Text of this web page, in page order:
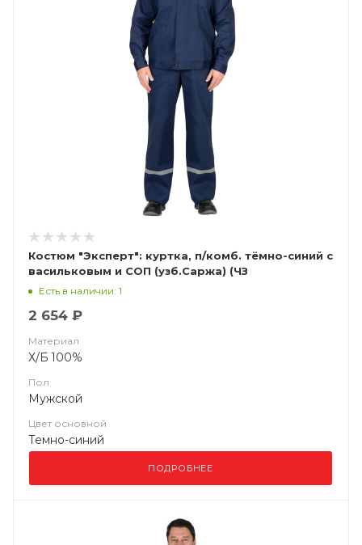
Костюм "Эксперт": куртка, п/комб. тёмно-синий с
васильковым и СОП (узб.Саржа) (ЧЗ
Есть в наличии: 1
2 654 ₽
Материал
Х/Б 100%
Пол
Мужской
Цвет основной
Темно-синий
ПОДРОБНЕЕ